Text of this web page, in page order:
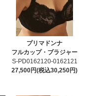
プリマドンナ
フルカップ・ブラジャー
S-PD0162120-0162121
27,500円(税込30,250円)